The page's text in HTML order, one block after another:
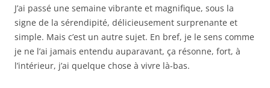
J’ai passé une semaine vibrante et magnifique, sous la
signe de la sérendipité, délicieusement surprenante et
simple. Mais c’est un autre sujet. En bref, je le sens comme
je ne l’ai jamais entendu auparavant, ça résonne, fort, à
l’intérieur, j’ai quelque chose à vivre là-bas.